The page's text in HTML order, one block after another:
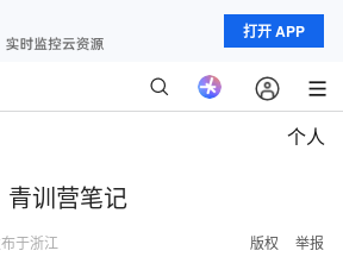
打开 APP
个人
青训营笔记
于浙江 版权 举报